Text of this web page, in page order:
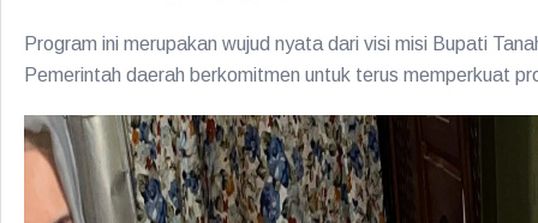
Program ini merupakan wujud nyata dari visi misi Bupati
Pemerintah daerah berkomitmen untuk terus memperkuat